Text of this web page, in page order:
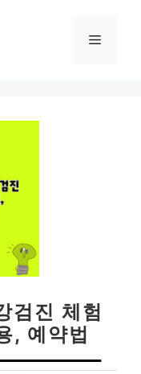
메
검진 체험
, 예약법